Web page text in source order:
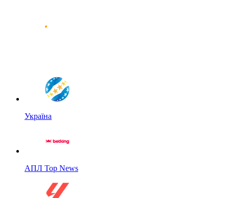
Україна
АПЛ Top News